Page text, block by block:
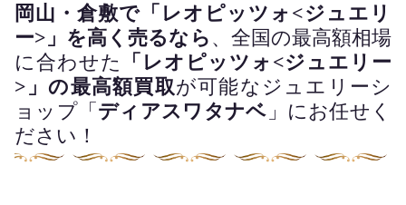
岡山・倉敷で「レオピッツォ<ジュエリ
ー>」を高く売るなら 、全国の最高額相場
に合わせた
「レオピッツォ<ジュエリー
>」の最高額買取が可能なジュエリーシ
ョップ「 ディアスワタナベ 」にお任せく
ださい！